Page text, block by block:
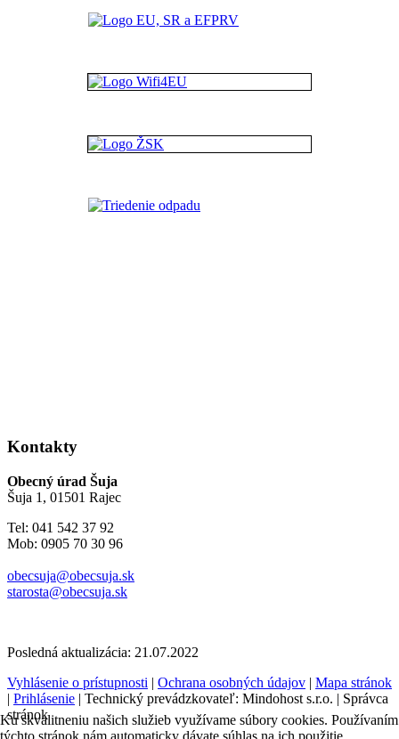
Kontakty
Obecný úrad Šuja
Šuja 1, 01501 Rajec
Tel: 041 542 37 92
Mob: 0905 70 30 96
obecsuja@obecsuja.sk
starosta@obecsuja.sk
Posledná aktualizácia: 21.07.2022
Vyhlásenie o prístupnosti | Ochrana osobných údajov | Mapa stránok
| Prihlásenie | Technický prevádzkovateľ: Mindohost s.r.o. | Správca
stránok
Ku skvalitneniu našich služieb využívame súbory cookies. Používaním
týchto stránok nám automaticky dávate súhlas na ich použitie.